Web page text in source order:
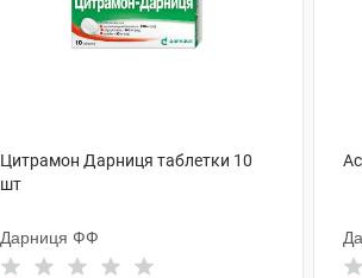
Цитрамон Дарниця таблетки 10
шт
Дарниця ФФ